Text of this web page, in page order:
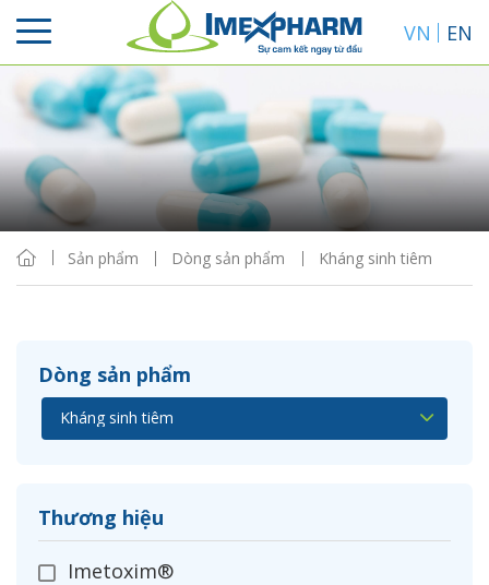
VN EN
Sản phẩm Dòng sản phẩm Kháng sinh tiêm
Dòng sản phẩm
Thương hiệu
Imetoxim®
Sắp xếp
Hiển thị